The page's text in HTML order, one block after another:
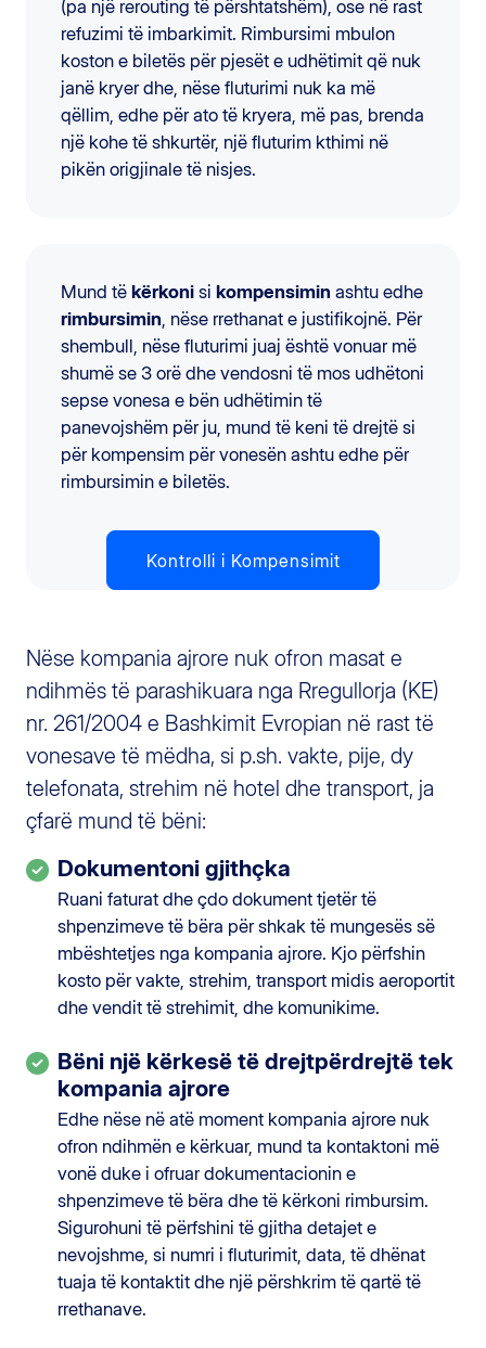
(pa një rerouting të përshtatshëm), ose në rast
refuzimi të imbarkimit. Rimbursimi mbulon
koston e biletës për pjesët e udhëtimit që nuk
janë kryer dhe, nëse fluturimi nuk ka më
qëllim, edhe për ato të kryera, më pas, brenda
një kohe të shkurtër, një fluturim kthimi në
pikën origjinale të nisjes.
Mund të kërkoni si kompensimin ashtu edhe
rimbursimin, nëse rrethanat e justifikojnë. Për
shembull, nëse fluturimi juaj është vonuar më
shumë se 3 orë dhe vendosni të mos udhëtoni
sepse vonesa e bën udhëtimin të
panevojshëm për ju, mund të keni të drejtë si
për kompensim për vonesën ashtu edhe për
rimbursimin e biletës.
Kontrolli i Kompensimit
Nëse kompania ajrore nuk ofron masat e
ndihmës të parashikuara nga Rregullorja (KE)
nr. 261/2004 e Bashkimit Evropian në rast të
vonesave të mëdha, si p.sh. vakte, pije, dy
telefonata, strehim në hotel dhe transport, ja
çfarë mund të bëni:
Dokumentoni gjithçka
Ruani faturat dhe çdo dokument tjetër të
shpenzimeve të bëra për shkak të mungesës së
mbështetjes nga kompania ajrore. Kjo përfshin
kosto për vakte, strehim, transport midis aeroportit
dhe vendit të strehimit, dhe komunikime.
Bëni një kërkesë të drejtpërdrejtë tek
kompania ajrore
Edhe nëse në atë moment kompania ajrore nuk
ofron ndihmën e kërkuar, mund ta kontaktoni më
vonë duke i ofruar dokumentacionin e
shpenzimeve të bëra dhe të kërkoni rimbursim.
Sigurohuni të përfshini të gjitha detajet e
nevojshme, si numri i fluturimit, data, të dhënat
tuaja të kontaktit dhe një përshkrim të qartë të
rrethanave.